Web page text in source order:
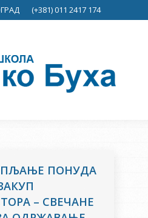
(+381) 011 2417 174
ПОНУДА
– СВЕЧАНЕ